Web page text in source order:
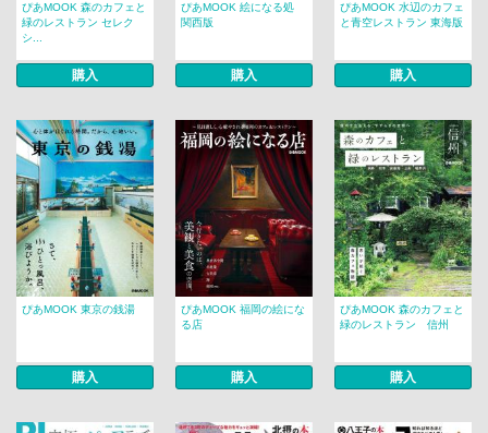
ぴあMOOK 森のカフェと
緑のレストラン セレク
シ...
購入
ぴあMOOK 絵になる処
関西版
購入
ぴあMOOK 水辺のカフェ
と青空レストラン 東海版
購入
ぴあMOOK 東京の銭湯
購入
ぴあMOOK 福岡の絵にな
る店
購入
ぴあMOOK 森のカフェと
緑のレストラン 信州
購入